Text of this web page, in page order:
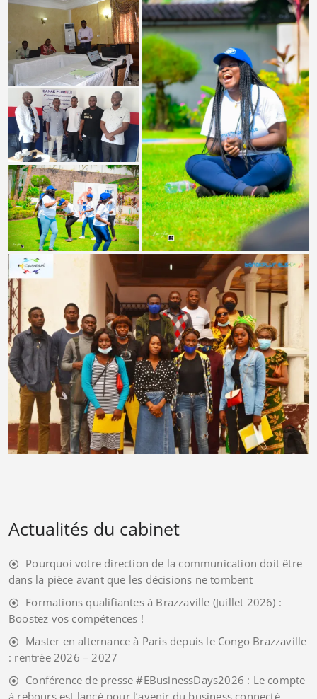
Actualités du cabinet
Pourquoi votre direction de la communication doit être
dans la pièce avant que les décisions ne tombent
Formations qualifiantes à Brazzaville (Juillet 2026) :
Boostez vos compétences !
Master en alternance à Paris depuis le Congo Brazzaville
: rentrée 2026 – 2027
Conférence de presse #EBusinessDays2026 : Le compte